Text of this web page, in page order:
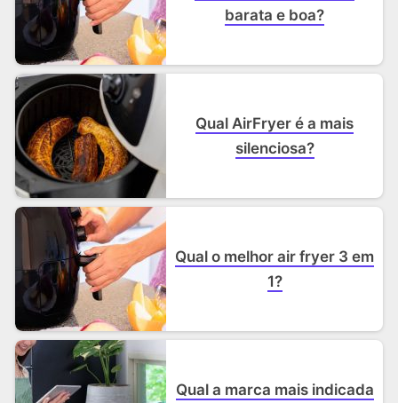
barata e boa?
Qual AirFryer é a mais
silenciosa?
Qual o melhor air fryer 3 em
1?
Qual a marca mais indicada